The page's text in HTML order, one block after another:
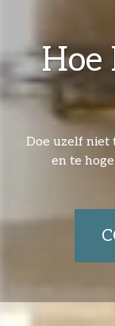
Doe uzelf niet
en te